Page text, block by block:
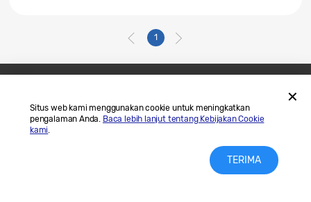
Situs web kami menggunakan cookie untuk meningkatkan
pengalaman Anda. Baca lebih lanjut tentang Kebijakan Cookie
kami.
TERIMA
1
Hubungi Kami
SAMSUNG.COM
Legal
Privasi